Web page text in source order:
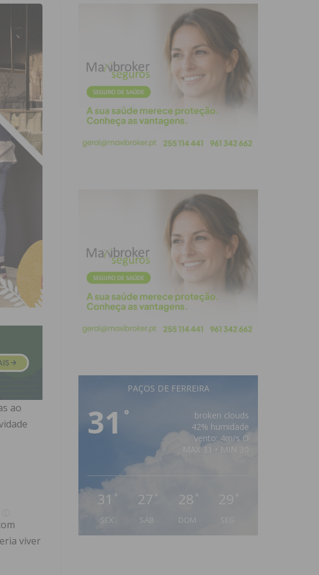
ao
viver
PAÇOS DE FERREIRA
31 °
broken clouds
42% humidade
vento: 4m/s O
MAX 31 • MIN 30
31 °
SEX
27 °
SÁB
28 °
DOM
29 °